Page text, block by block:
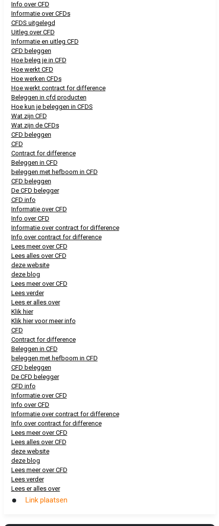
Info over CFD
Informatie over CFDs
CFDS uitgelegd
Uitleg over CFD
Informatie en uitleg CFD
CFD beleggen
Hoe beleg je in CFD
Hoe werkt CFD
Hoe werken CFDs
Hoe werkt contract for difference
Beleggen in cfd producten
Hoe kun je beleggen in CFDS
Wat zijn CFD
Wat zijn de CFDs
CFD beleggen
CFD
Contract for difference
Beleggen in CFD
beleggen met hefboom in CFD
CFD beleggen
De CFD belegger
CFD info
Informatie over CFD
Info over CFD
Informatie over contract for difference
Info over contract for difference
Lees meer over CFD
Lees alles over CFD
deze website
deze blog
Lees meer over CFD
Lees verder
Lees er alles over
Klik hier
Klik hier voor meer info
CFD
Contract for difference
Beleggen in CFD
beleggen met hefboom in CFD
CFD beleggen
De CFD belegger
CFD info
Informatie over CFD
Info over CFD
Informatie over contract for difference
Info over contract for difference
Lees meer over CFD
Lees alles over CFD
deze website
deze blog
Lees meer over CFD
Lees verder
Lees er alles over
Link plaatsen